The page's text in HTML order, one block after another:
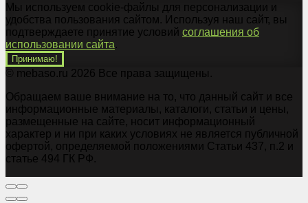
Мы используем cookie-файлы для персонализации и
удобства пользования сайтом. Используя наш сайт, вы
подтверждаете принятие условий соглашения об
использовании сайта.
Принимаю!
© mebaso.ru 2026 Все права защищены.
Обращаем ваше внимание на то, что данный сайт и все
информационные материалы, каталоги, статьи и цены,
размещенные на сайте, носит информационный
характер и ни при каких условиях не является публичной
офертой, определяемой положениями Статьи 437, п.2 и
статье 494 ГК РФ.